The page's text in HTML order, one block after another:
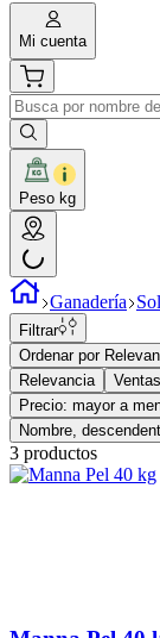
Mi cuenta
Peso kg
Ganadería
Filtrar
Ordenar por
Relevancia
Ventas
Precio: mayor a
Nombre,
3 productos